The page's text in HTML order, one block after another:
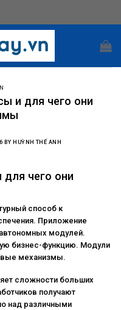
и для чего они
BY HUỲNH THẾ ANH
чего они
способ к
Приложение
модулей.
бизнес-функцию. Модули
механизмы.
сложности больших
получают
над различными